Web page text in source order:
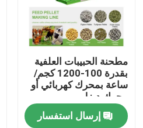
عرض الواقع الافتراضي
حول بنا
جولة في المعمل
ضبط الجودة
مطحنة الحبيبات العلفية
بقدرة 100-1200 كجم/
ساعة بمحرك كهربائي أو
محرك ديزل
إرسال استفسار